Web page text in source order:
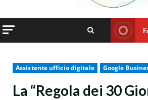
Assistente ufficio digitale Google
La “Regola dei 30